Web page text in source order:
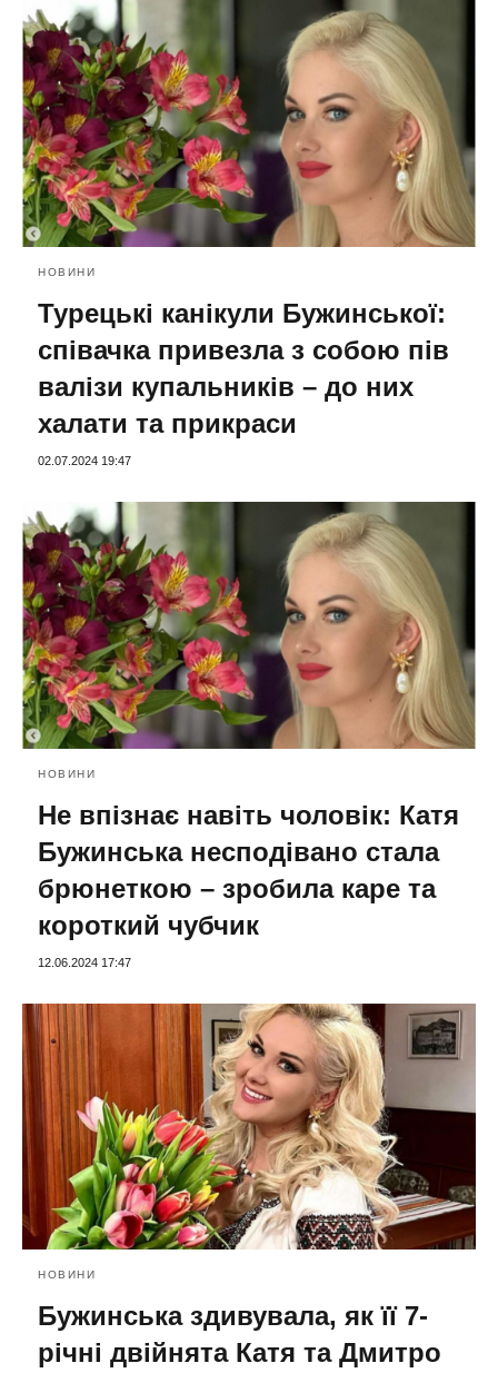
НОВИНИ
Турецькі канікули Бужинської:
співачка привезла з собою пів
валізи купальників – до них
халати та прикраси
02.07.2024 19:47
НОВИНИ
Не впізнає навіть чоловік: Катя
Бужинська несподівано стала
брюнеткою – зробила каре та
короткий чубчик
12.06.2024 17:47
НОВИНИ
Бужинська здивувала, як її 7-
річні двійнята Катя та Дмитро